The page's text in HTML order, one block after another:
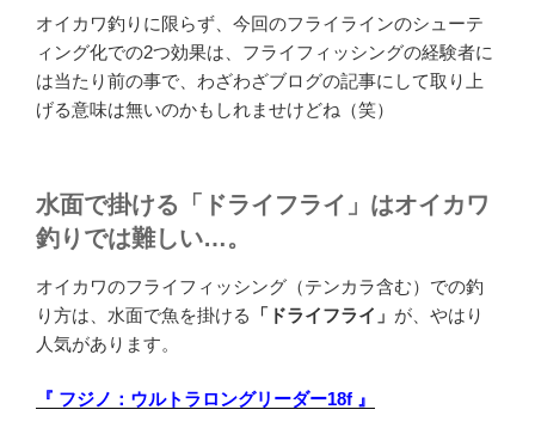
オイカワ釣りに限らず、今回のフライラインのシューテ
ィング化での2つ効果は、フライフィッシングの経験者に
は当たり前の事で、わざわざブログの記事にして取り上
げる意味は無いのかもしれませけどね（笑）
水面で掛ける「ドライフライ」はオイカワ
釣りでは難しい…。
オイカワのフライフィッシング（テンカラ含む）での釣
り方は、水面で魚を掛ける
「ドライフライ」 が、やはり
人気があります。
『 フジノ：ウルトラロングリーダー18f 』